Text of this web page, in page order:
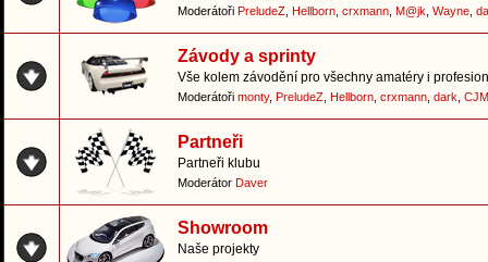
Moderátoři PreludeZ Hellborn crxmann M@jk Wayne
Závody a sprinty
Vše kolem závodění pro všechny amatéry i
Moderátoři monty, PreludeZ Hellborn crxmann dark
Partneři
Partneři klubu
Moderátor Daver
Showroom
Naše projekty